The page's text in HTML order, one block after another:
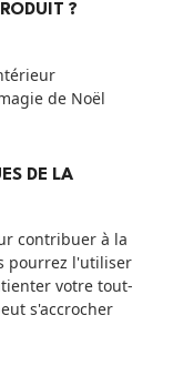
?
de Noël
DE LA
contribuer à la
pourrez l'utiliser
votre tout-
s'accrocher